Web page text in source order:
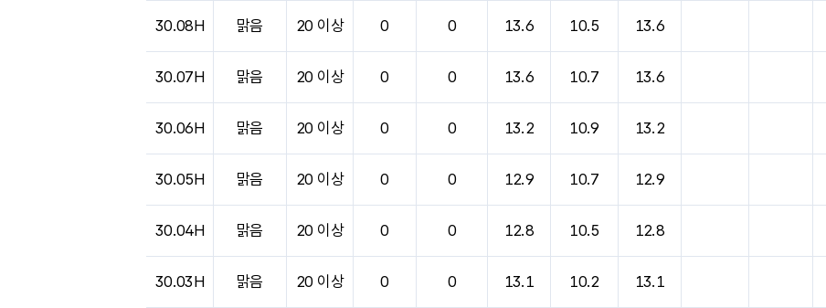
30.08H 맑음 20 이상 0 0 13.6 10.5 13.6
30.07H 맑음 20 이상 0 0 13.6 10.7 13.6
30.06H 맑음 20 이상 0 0 13.2 10.9 13.2
30.05H 맑음 20 이상 0 0 12.9 10.7 12.9
30.04H 맑음 20 이상 0 0 12.8 10.5 12.8
30.03H 맑음 20 이상 0 0 13.1 10.2 13.1